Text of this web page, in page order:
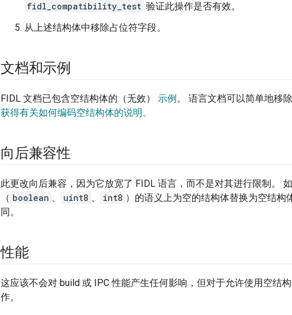
fidl_compatibility_test 验证此操作是否有效。
从上述结构体中移除占位符字段。
文档和示例
FIDL 文档已包含空结构体的（无效） 示例。 语言文档可以简单地移
获得有关如何编码空结构体的说明。
向后兼容性
此更改向后兼容，因为它放宽了 FIDL 语言，而不是对其进行限制。
（ boolean 、 uint8 、 int8 ）的语义上为空的结构体替换为空结构
同。
性能
这应该不会对 build 或 IPC 性能产生任何影响，但对于允许使用空结
作。